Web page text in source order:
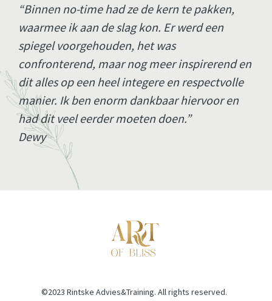
“Binnen no-time had ze de kern te pakken,
waarmee ik aan de slag kon. Er werd een
spiegel voorgehouden, het was
confronterend, maar nog meer inspirerend en
dit alles op een heel integere en respectvolle
manier. Ik ben enorm dankbaar hiervoor en
had dit veel eerder moeten doen.”
Dewy
©2023 Rintske Advies&Training. All rights reserved.